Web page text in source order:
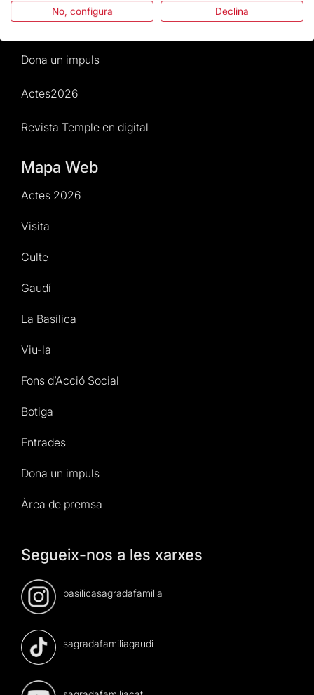
Agenda
Dona un impuls
Actes2026
Revista Temple en digital
Mapa Web
Actes 2026
Visita
Culte
Gaudí
La Basílica
Viu-la
Fons d’Acció Social
Botiga
Entrades
Dona un impuls
Àrea de premsa
Segueix-nos a les xarxes
basilicasagradafamilia
sagradafamiliagaudi
No, configura Declina